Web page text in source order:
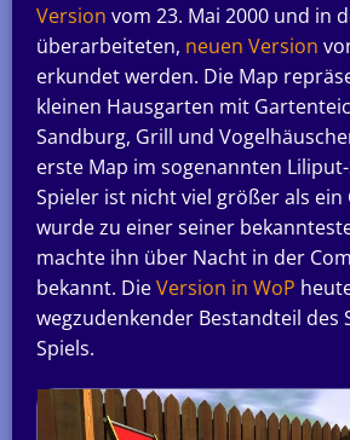
Version vom 23. Mai 2000 und in
überarbeiteten, neuen Version
erkundet werden. Die Map
kleinen Hausgarten mit
Sandburg, Grill und
erste Map im sogenannten
Spieler ist nicht viel größer als ein
wurde zu einer seiner
machte ihn über Nacht in der
bekannt. DieVersion in WoP
wegzudenkender Bestandteil des
Spiels.